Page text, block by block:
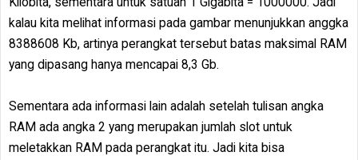
kalau kita melihat informasi pada gambar menunjukkan anggka
8388608 Kb, artinya perangkat tersebut batas maksimal RAM
yang dipasang hanya mencapai 8,3 Gb.
Sementara ada informasi lain adalah setelah tulisan angka
RAM ada angka 2 yang merupakan jumlah slot untuk
meletakkan RAM pada perangkat itu. Jadi kita bisa